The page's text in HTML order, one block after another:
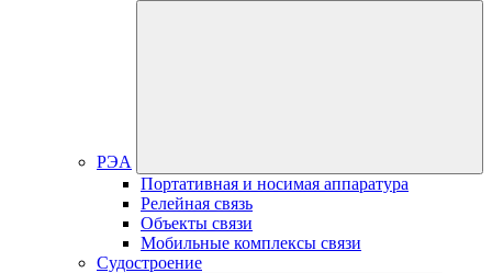
РЭА
Портативная и носимая аппаратура
Релейная связь
Объекты связи
Мобильные комплексы связи
Судостроение